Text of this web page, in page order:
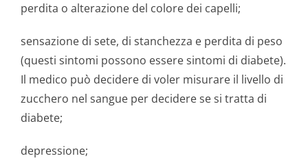
perdita o alterazione del colore dei capelli;
sensazione di sete, di stanchezza e perdita di peso
(questi sintomi possono essere sintomi di diabete).
Il medico può decidere di voler misurare il livello di
zucchero nel sangue per decidere se si tratta di
diabete;
depressione;